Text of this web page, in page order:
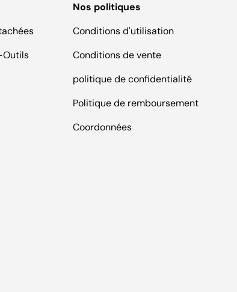
Outils
Nos politiques
Conditions d'utilisation
Conditions de vente
politique de confidentialité
Politique de remboursement
Coordonnées